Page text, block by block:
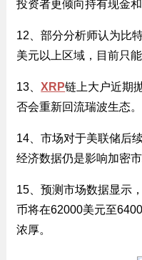
投资者更倾向持有现金和
12、部分分析师认为比
美元以上区域，目前只
13、XRP链上大户近期
否会重新回流瑞波生态。
14、市场对于美联储后
经济数据仍是影响加密
15、预测市场数据显示
币将在62000美元至
浓厚。